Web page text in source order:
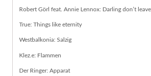
Robert Görl feat. Annie Lennox: Darling don’t
True: Things like eternity
Westbalkonia: Salzig
Klez.e: Flammen
Der Ringer: Apparat